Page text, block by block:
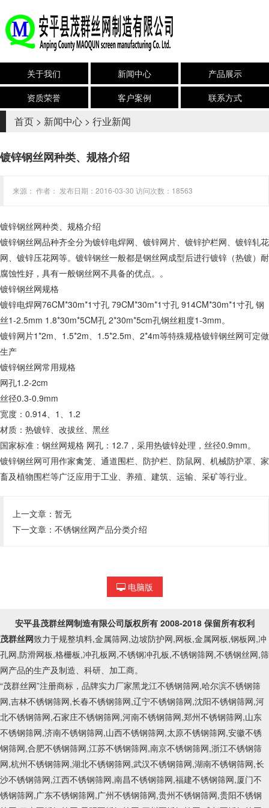
关于我们 新闻中心
产品展示
资质荣誉
客户案例 联系方式
首页 > 新闻中心 > 行业新闻
镀锌钢丝网种类、规格介绍
来源： 作者： 发布日期：2016-03-30 访问次数：18563
镀锌钢丝网种类、规格介绍
镀锌钢丝网品种齐全分为镀锌电焊网、镀锌网片、镀锌护栏网、镀锌轧花
网、镀锌压花网等。镀锌钢丝一般都是钢丝网成型后进行镀锌（热镀）耐
腐蚀性好，具有一般钢丝网不具备的优点。。
镀锌钢丝网规格
镀锌电焊网76CM*30m*1寸孔 79CM*30m*1寸孔 914CM*30m*1寸孔 钢
丝1-2.5mm 1.8*30m*5CM孔 2*30m*5cm孔钢丝粗度1-3mm。
镀锌网片1*2m、1.5*2m、1.5*2.5m、2*4m等特殊规格镀锌钢丝网可定做
生产
镀锌钢丝网常用规格
网孔1.2-2cm
丝径0.3-0.9mm
宽度：0.914、1、1.2
材质：热镀锌、改拔丝、黑丝
国家标准：钢丝网规格 网孔：12.7，采用热镀锌处理，丝径0.9mm。
镀锌钢丝网可用作家禽笼、通道围栏、防护栏、防鼠网、机械防护罩、家
畜及植物围栏等广泛应用于工业、养殖、建筑、运输、采矿等行业。
上一文章：暂无
下一文章： 不锈钢丝网产品分类介绍
电脑版
安平县茂群丝网制造有限公司版权所有 2008-2018 保留所有权利
茂群丝网致力于规整填料,金属筛网,边坡防护网,网板,金属网板,钢板网,冲
孔网,防滑网板,格栅板,冲孔板网,不锈钢冲孔板,不锈钢筛网,不锈钢丝网,筛
网产品的生产及制造、科研、加工商。
“茂群丝网”注册商标，品牌实力厂家黑龙江不锈钢筛网,哈尔滨不锈钢筛
网,吉林不锈钢筛网,长春不锈钢筛网,辽宁不锈钢筛网,沈阳不锈钢筛网,河
北不锈钢筛网,石家庄不锈钢筛网,河南不锈钢筛网,郑州不锈钢筛网,山东
不锈钢筛网,济南不锈钢筛网,山西不锈钢筛网,太原不锈钢筛网,安徽不锈
钢筛网,合肥不锈钢筛网,江苏不锈钢筛网,南京不锈钢筛网,浙江不锈钢筛
网,杭州不锈钢筛网,湖北不锈钢筛网,武汉不锈钢筛网,湖南不锈钢筛网,长
沙不锈钢筛网,江西不锈钢筛网,南昌不锈钢筛网,福建不锈钢筛网,厦门不
锈钢筛网,广东不锈钢筛网,广州不锈钢筛网,贵州不锈钢筛网,贵阳不锈钢